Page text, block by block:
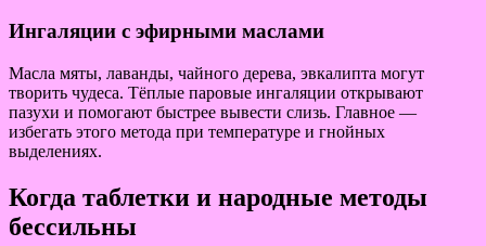
Ингаляции с эфирными маслами
Масла мяты, лаванды, чайного дерева, эвкалипта могут
творить чудеса. Тёплые паровые ингаляции открывают
пазухи и помогают быстрее вывести слизь. Главное —
избегать этого метода при температуре и гнойных
выделениях.
Когда таблетки и народные методы
бессильны